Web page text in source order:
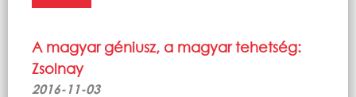
A magyar géniusz, a magyar tehetség:
Zsolnay
2016-11-03